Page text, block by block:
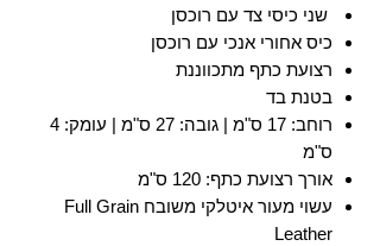
שני כיסי צד עם רוכסן
כיס אחורי אנכי עם רוכסן
רצועת כתף מתכווננת
בטנת בד
רוחב: 17 ס"מ | גובה: 27 ס"מ | עומק: 4
ס"מ
אורך רצועת כתף: 120 ס"מ
עשוי מעור איטלקי משובח Full Grain
Leather